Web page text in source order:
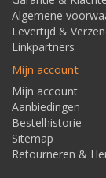
Algemene
Levertijd &
Linkpartners
Mijn account
Mijn account
Aanbiedingen
Bestelhistorie
Sitemap
Retourneren &